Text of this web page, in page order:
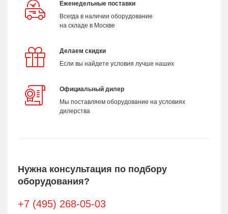
Еженедельные поставки
Всегда в наличии оборудование
на складе в Москве
Делаем скидки
Если вы найдете условия лучше наших
Официальный дилер
Мы поставляем оборудование на условиях
дилерства
Нужна консультация по подбору
оборудования?
+7 (495) 268-05-03